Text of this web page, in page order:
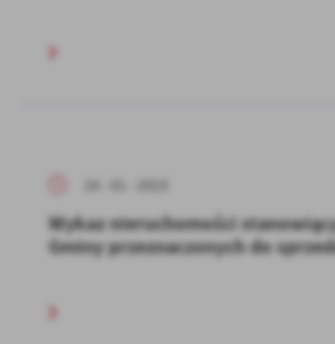
24 - 01 - 2023
Wykaz nieruchomości
Gminy przeznaczonych do